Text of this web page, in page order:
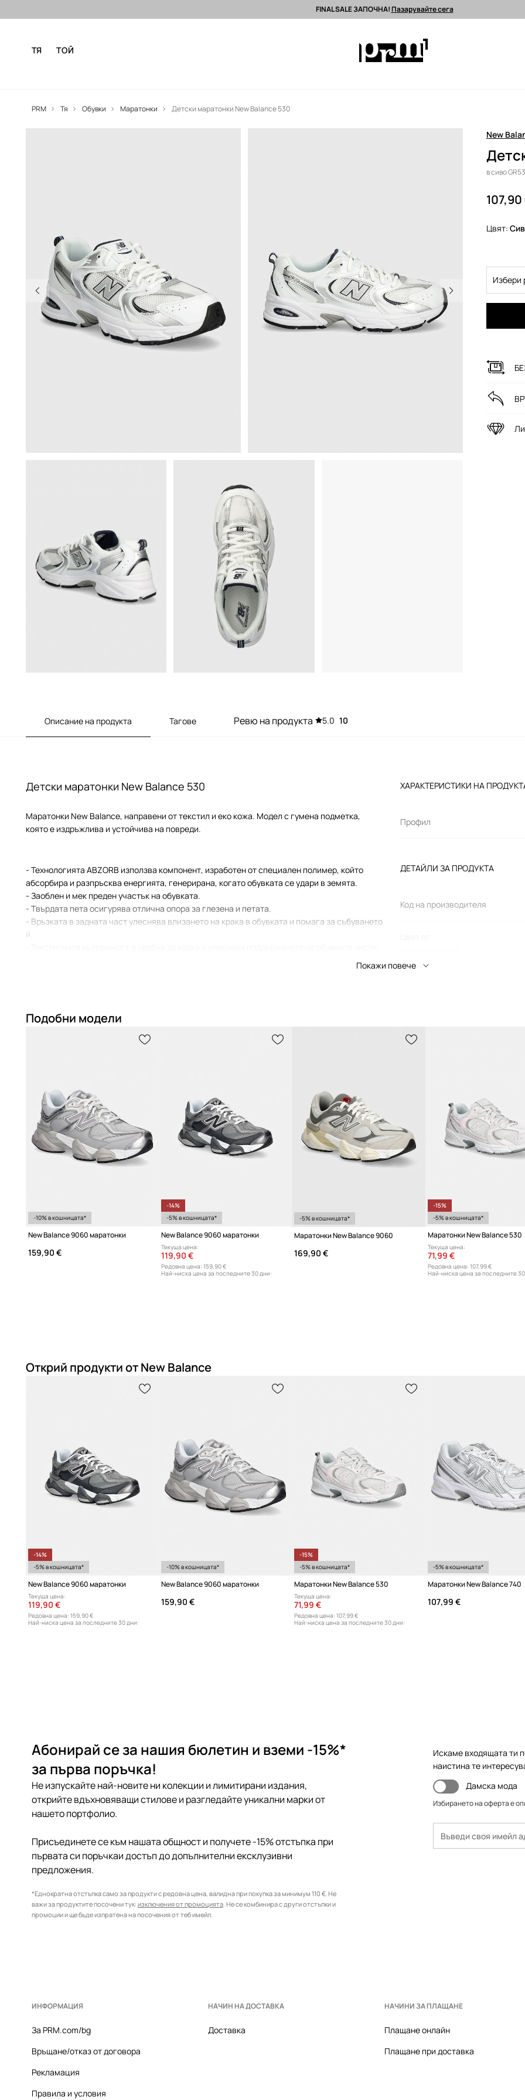
Безплатни доставка и връщане за поръчки над 90 EUR * Изпращане до 24 часа >
FINAL SALE ЗАПОЧНА!Пазарувайте сега
ТЯ ТОЙ
PRM Тя Обувки Маратонки Детски маратонки New Balance 530
New
в сиво
Цвят:
сив
Избери
Описание на продукта Тагове Ревю на продукта 5.0 10
Детски маратонки New Balance 530
Маратонки New Balance, направени от текстил и еко кожа. Модел с гумена подметка,
която е издръжлива и устойчива на повреди.
- Технологията ABZORB използва компонент, изработен от специален полимер, който
абсорбира и разпръсква енергията, генерирана, когато обувката се удари в земята.
- Заоблен и мек преден участък на обувката.
- Твърдата пета осигурява отлична опора за глезена и петата.
- Връзката в задната част улеснява влизането на крака в обувката и помага за събуването
й.
ХАРАКТЕРИСТИКИ НА
Профил
ДЕТАЙЛИ ЗА ПРОДУКТА
Код на производителя
Производител
Покажи повече
Подобни модели
-10% в кошницата*
New Balance 9060 маратонки
159,90 €
-14%
-5% в кошницата*
New Balance 9060 маратонки
Текуща цена:
119,90 €
Редовна цена: 159,90 €
Най-ниска цена за последните 30 дни:
-5% в кошницата*
Маратонки New Balance 9060
169,90 €
-15%
-5% в кошницата*
Маратонки New Balance 530
Текуща цена:
71,99 €
Редовна цена: 107,99 €
Най-ниска цена за последните
Открий продукти от New Balance
-14%
-5% в кошницата*
New Balance 9060 маратонки
Текуща цена:
119,90 €
Редовна цена: 159,90 €
Най-ниска цена за последните 30 дни:
-10% в кошницата*
New Balance 9060 маратонки
159,90 €
-15%
-5% в кошницата*
Маратонки New Balance 530
Текуща цена:
71,99 €
Редовна цена: 107,99 €
Най-ниска цена за последните 30 дни:
-5% в кошницата*
Маратонки New Balance 740
107,99 €
Абонирай се за нашия бюлетин и вземи -15%*
за първа поръчка!
Не изпускайте най-новите ни колекции и лимитирани издания,
открийте вдъхновяващи стилове и разгледайте уникални марки от
нашето портфолио.
Присъединете се към нашата общност и получете -15% отстъпка при
първата си поръчкаи достъп до допълнителни ексклузивни
предложения.
*Еднократна отстъпка само за продукти с редовна цена, валидна при покупка за минимум 110 €. Не
важи за продуктите посочени тук: изключения от промоцията. Не се комбинира с други отстъпки и
промоции и ще бъде изпратена на посочения от теб имейл.
Искаме входящата ти
наистина те
Дамска мода
Избирането на оферта е
ИНФОРМАЦИЯ
За PRM.com/bg
Връщане/отказ от договора
Рекламация
Правила и условия
НАЧИН НА ДОСТАВКА
Доставка
НАЧИНИ ЗА ПЛАЩАНЕ
Плащане онлайн
Плащане при доставка